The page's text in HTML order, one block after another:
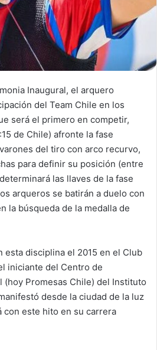
Inaugural, el arquero
del Team Chile en los
será el primero en competir,
de Chile) afronte la fase
del tiro con arco recurvo,
para definir su posición (entre
las llaves de la fase
arqueros se batirán a duelo con
la búsqueda de la medalla de
esta disciplina el 2015 en el Club
iniciante del Centro de
(hoy Promesas Chile) del Instituto
desde la ciudad de la luz
con este hito en su carrera